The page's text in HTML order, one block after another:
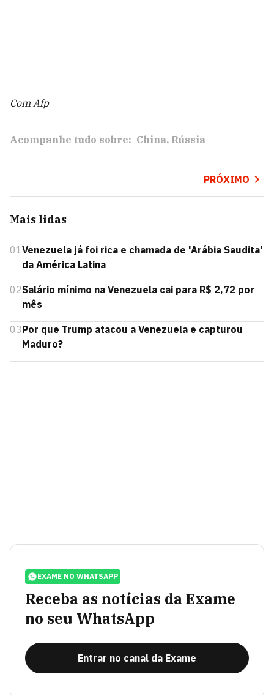
Com Afp
Acompanhe tudo sobre: China Rússia
PRÓXIMO
Mais lidas
01Venezuela já foi rica e chamada de 'Arábia Saudita'
da América Latina
02Salário mínimo na Venezuela cai para R$ 2,72 por
mês
03Por que Trump atacou a Venezuela e capturou
Maduro?
EXAME NO WHATSAPP
Receba as notícias da Exame
no seu WhatsApp
Entrar no canal da Exame